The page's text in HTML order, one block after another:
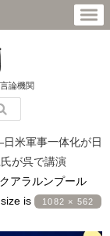
論機関
米軍事一体化が日
が呉で講演
アラルンプール
size is 1082 × 562